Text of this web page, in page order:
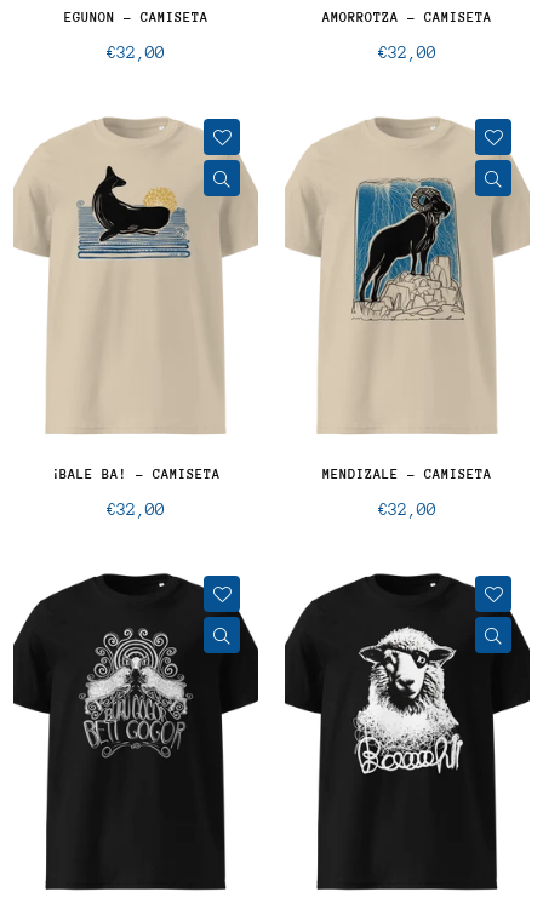
EGUNON - CAMISETA
Precio
€32,00
AMORROTZA - CAMISETA
Precio
€32,00
¡BALE BA! - CAMISETA
Precio
€32,00
MENDIZALE - CAMISETA
Precio
€32,00